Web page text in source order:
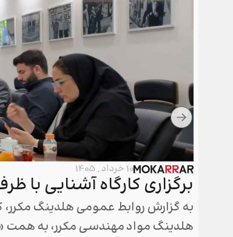
10 خرداد , 1405
برگزاری کارگاه آشنایی
به گزارش روابط عمومی هلدینگ
هلدینگ مواد مهندسی مکرر، به همت